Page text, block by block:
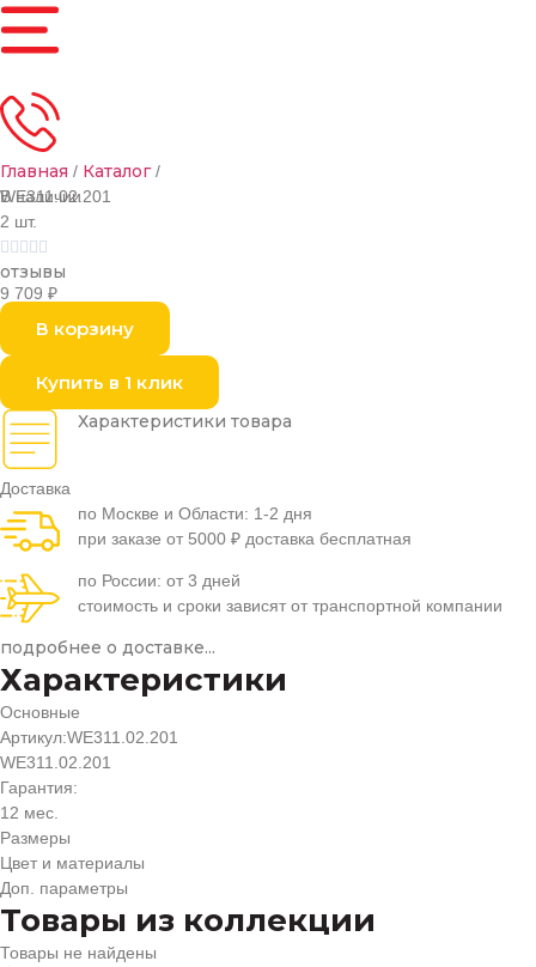
Главная / Каталог/
В наличии
2 шт.
WE311.02.201
    
отзывы
9 709 ₽
В корзину
Купить в 1 клик
Характеристики товара
Доставка
по Москве и Области: 1-2 дня
при заказе от 5000 ₽ доставка бесплатная
по России: от 3 дней
стоимость и сроки зависят от транспортной компании
подробнее о доставке...
Характеристики
Основные
Артикул:WE311.02.201
WE311.02.201
Гарантия:
12 мес.
Размеры
Цвет и материалы
Доп. параметры
Товары из коллекции
Товары не найдены